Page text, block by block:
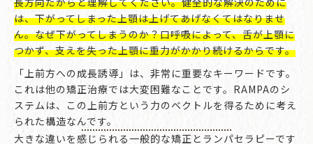
は、下がってしまった上顎は上げてあげなくてはなりませ
ん。なぜ下がってしまうのか？口呼吸によって、舌が上顎に
つかず、支えを失った上顎に重力がかかり続けるからです。
「上前方への成長誘導」は、非常に重要なキーワードです。
これは他の矯正治療では大変困難なことです。RAMPAのシ
ステムは、この上前方という力のベクトルを得るために考え
られた構造なんです。
大きな違いを感じられる一般的な矯正とランパセラピーです